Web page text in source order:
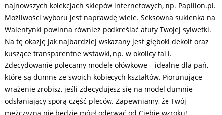
najnowszych kolekcjach sklepów internetowych, np. Papilion.pl.
Możliwości wyboru jest naprawdę wiele. Seksowna sukienka na
Walentynki powinna również podkreślać atuty Twojej sylwetki.
Na tę okazję jak najbardziej wskazany jest głęboki dekolt oraz
kuszące transparentne wstawki, np. w okolicy talii.
Zdecydowanie polecamy modele ołówkowe – idealne dla pań,
które są dumne ze swoich kobiecych kształtów. Piorunujące
wrażenie zrobisz, jeśli zdecydujesz się na model dumnie
odsłaniający sporą część pleców. Zapewniamy, że Twój
mężczyzna nie będzie mógł oderwać od Ciebie wzroku!